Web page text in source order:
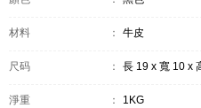
材料 ： 牛皮
尺码 ： 長 19 x 寬 10 x
淨重 ： 1KG